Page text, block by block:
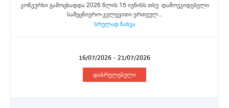
კონკურსი გამოცხადდა 2026 წლის 15 ივნისს თსუ დამოუკიდებელი
სამეცნიერო-კვლევითი ერთეულ...
სრულად ნახვა
16/07/2026 - 21/07/2026
დასრულებული